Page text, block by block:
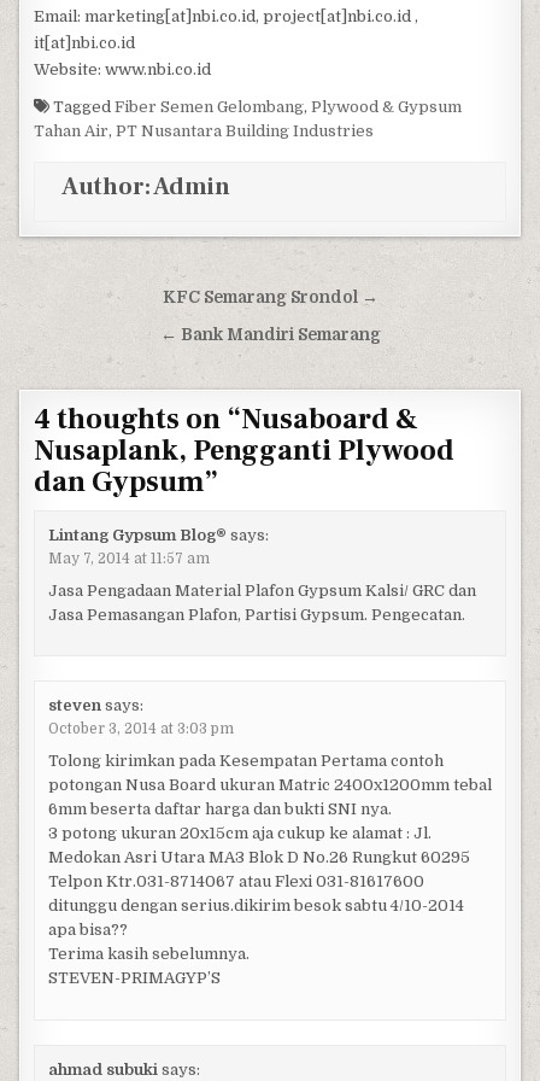
Email: marketing[at]nbi.co.id, project[at]nbi.co.id ,
it[at]nbi.co.id
Website: www.nbi.co.id
TaggedFiber Semen Gelombang,Plywood & Gypsum
Tahan Air,PT Nusantara Building Industries
Author:Admin
Post navigationKFC Semarang Srondol →
← Bank Mandiri Semarang
4 thoughts on “Nusaboard &
Nusaplank, Pengganti Plywood
dan Gypsum”
Lintang Gypsum Blog® says:
May 7, 2014 at 11:57 am
Jasa Pengadaan Material Plafon Gypsum Kalsi/ GRC dan
Jasa Pemasangan Plafon, Partisi Gypsum. Pengecatan.
steven says:
October 3, 2014 at 3:03 pm
Tolong kirimkan pada Kesempatan Pertama contoh
potongan Nusa Board ukuran Matric 2400x1200mm tebal
6mm beserta daftar harga dan bukti SNI nya.
3 potong ukuran 20x15cm aja cukup ke alamat : Jl.
Medokan Asri Utara MA3 Blok D No.26 Rungkut 60295
Telpon Ktr.031-8714067 atau Flexi 031-81617600
ditunggu dengan serius.dikirim besok sabtu 4/10-2014
apa bisa??
Terima kasih sebelumnya.
STEVEN-PRIMAGYP’S
ahmad subuki says: